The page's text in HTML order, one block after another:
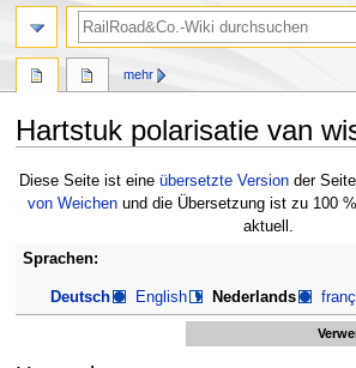
Hartstuk polarisatie van
Zur
Navigation
Zur
Suche
Diese Seite ist eine übersetzte Versionder Seite
von Weichenund die Übersetzung ist zu 100
aktuell.
Sprachen:
Deutsch English Nederlands
mehr
Suche